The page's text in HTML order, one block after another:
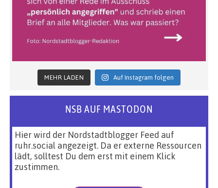
MEHR LADEN Auf Instagram folgen
NSB AUF MASTODON
Hier wird der Nordstadtblogger Feed auf
ruhr.social angezeigt. Da er externe Ressourcen
lädt, solltest Du dem erst mit einem Klick
zustimmen.